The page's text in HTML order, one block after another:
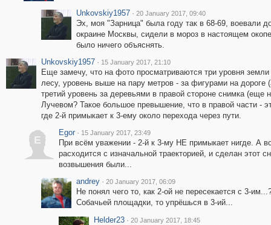
Unkovskiy1957 · 20 January 2017, 09:40
Эх, моя "Зарница" была году так в 68-69, воевали
окраине Москвы, сидели в мороз в настоящем
было ничего объяснять.
Unkovskiy1957 · 15 January 2017, 21:10
Еще замечу, что на фото просматриваются три уровня
лесу, уровень выше на пару метров - за фигурами на дороге
третий уровень за деревьями в правой стороне снимка (еще
Лучевом? Такое большое превышение, что в правой части -
где 2-й примыкает к 3-ему около перехода через пути.
E
Egor · 15 January 2017, 23:49
При всём уважении - 2-й к 3-му НЕ примыкает нигде. А
расходится с изначальной траекторией, и сделан этот
возвышения были...
andrey · 20 January 2017, 06:09
Не понял чего то, как 2-ой не пересекается с 3-
Собачьей площадки, то упрёшься в 3-ий...
Helder23 · 20 January 2017, 18:45